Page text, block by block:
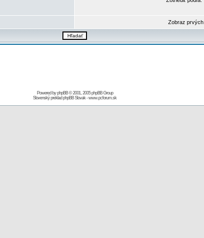
Zobraz prvých
Powered byphpBB© 2001, 2005 phpBB Group
Slovenský preklad phpBB Slovak-www.pcforum.sk